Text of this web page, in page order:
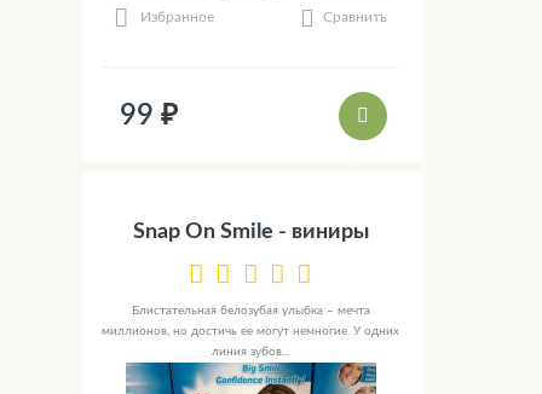
Избранное Сравнить
99 ₽
Snap On Smile - виниры
Блистательная белозубая улыбка – мечта
миллионов, но достичь ее могут немногие. У одних
линия зубов...